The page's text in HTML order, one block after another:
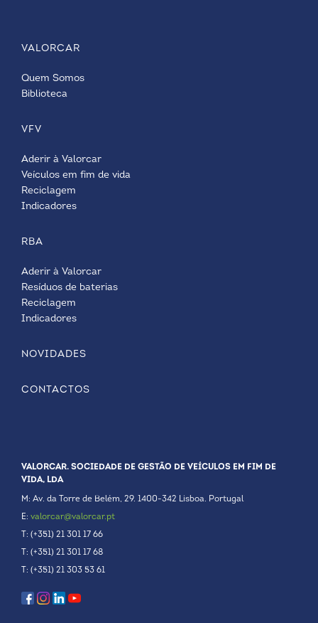
VALORCAR
Quem Somos
Biblioteca
VFV
Aderir à Valorcar
Veículos em fim de vida
Reciclagem
Indicadores
RBA
Aderir à Valorcar
Resíduos de baterias
Reciclagem
Indicadores
NOVIDADES
CONTACTOS
VALORCAR. SOCIEDADE DE GESTÃO DE VEÍCULOS EM FIM DE
VIDA, LDA
M: Av. da Torre de Belém, 29. 1400-342 Lisboa. Portugal
E: valorcar@valorcar.pt
T: (+351) 21 301 17 66
T: (+351) 21 301 17 68
T: (+351) 21 303 53 61